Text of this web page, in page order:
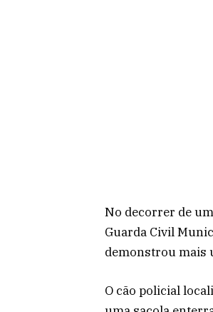
No decorrer de
Guarda Civil
demonstrou mais
O cão policial